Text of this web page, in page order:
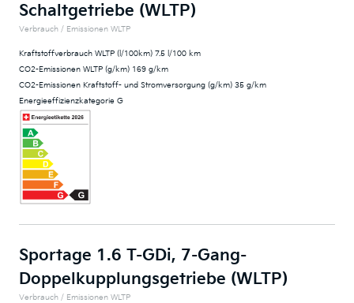
Schaltgetriebe (WLTP)
Verbrauch / Emissionen WLTP
Kraftstoffverbrauch WLTP (l/100km) 7.5 l/100 km
CO2-Emissionen WLTP (g/km) 169 g/km
CO2-Emissionen Kraftstoff- und Stromversorgung (g/km) 35 g/km
Energieeffizienzkategorie G
Sportage 1.6 T-GDi, 7-Gang-
Doppelkupplungsgetriebe (WLTP)
Verbrauch / Emissionen WLTP